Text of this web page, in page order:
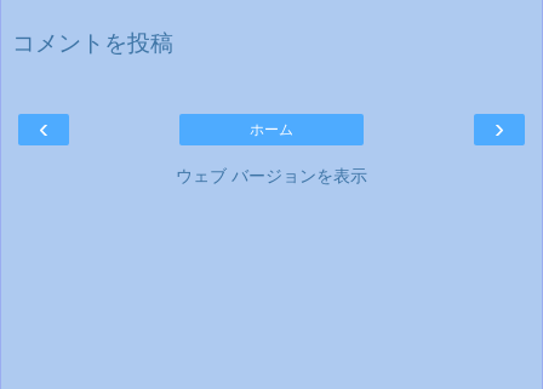
コメントを投稿
‹ ›
ホーム
ウェブ バージョンを表示